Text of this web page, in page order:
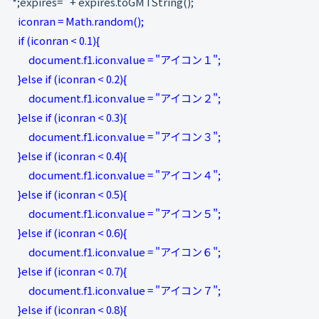
iconran = Math.random();
if (iconran < 0.1){
document.f1.icon.value = "アイコン１";
}else if (iconran < 0.2){
document.f1.icon.value = "アイコン２";
}else if (iconran < 0.3){
document.f1.icon.value = "アイコン３";
}else if (iconran < 0.4){
document.f1.icon.value = "アイコン４";
}else if (iconran < 0.5){
document.f1.icon.value = "アイコン５";
}else if (iconran < 0.6){
document.f1.icon.value = "アイコン６";
}else if (iconran < 0.7){
document.f1.icon.value = "アイコン７";
}else if (iconran < 0.8){